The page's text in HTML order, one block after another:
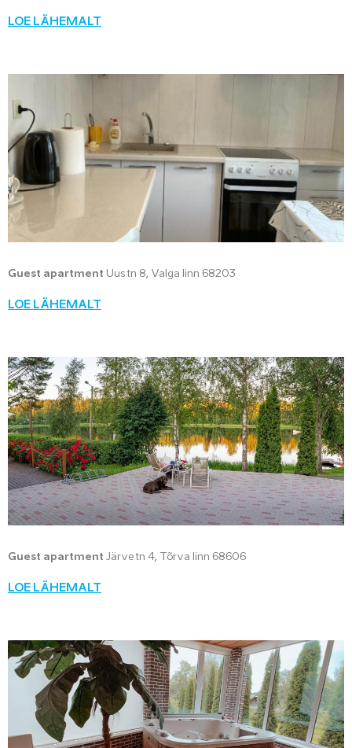
LOE LÄHEMALT
Guest apartment Uus tn 8, Valga linn 68203
LOE LÄHEMALT
Guest apartment Järve tn 4, Tõrva linn 68606
LOE LÄHEMALT